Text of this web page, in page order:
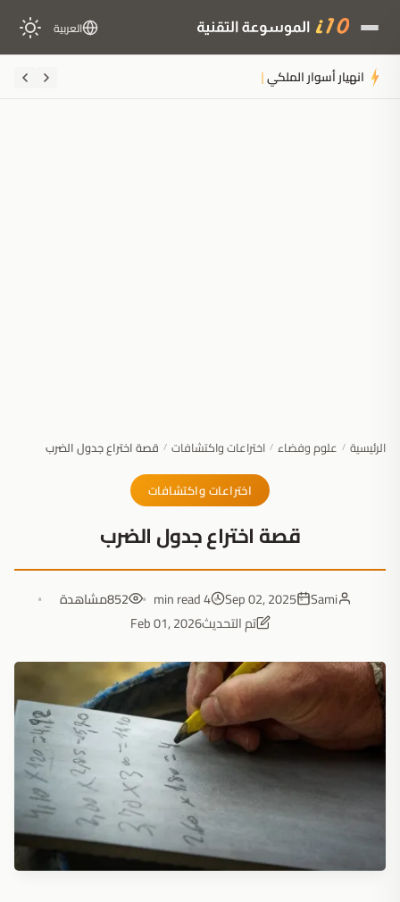
العربية
ملخَّص المقال
انهيار أسوار الملكية الفكرية: Disney تمنح
الرئيسية / علوم وفضاء / اختراعات واكتشافات / قصة اختراع جدول الضرب
اختراعات واكتشافات
قصة اختراع جدول الضرب
Sami
Sep 02, 2025
4 min read
852مشاهدة
تم التحديثFeb 01, 2026